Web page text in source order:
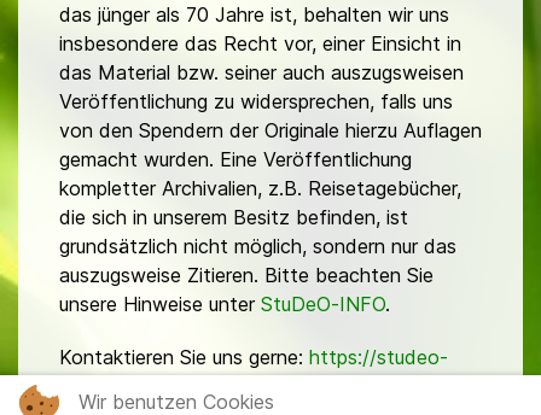
das jünger als 70 Jahre ist, behalten wir uns
insbesondere das Recht vor, einer Einsicht in
das Material bzw. seiner auch auszugsweisen
Veröffentlichung zu widersprechen, falls uns
von den Spendern der Originale hierzu Auflagen
gemacht wurden. Eine Veröffentlichung
kompletter Archivalien, z.B. Reisetagebücher,
die sich in unserem Besitz befinden, ist
grundsätzlich nicht möglich, sondern nur das
auszugsweise Zitieren. Bitte beachten Sie
unsere Hinweise unter StuDeO-INFO.
Kontaktieren Sie uns gerne: https://studeo-
Wir benutzen Cookies